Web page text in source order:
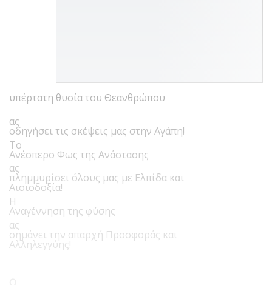
υπέρτατη θυσία του Θεανθρώπου
ας
οδηγήσει τις σκέψεις μας στην Αγάπη!
Το
Ανέσπερο Φως της Ανάστασης
ας
πλημμυρίσει όλους μας με Ελπίδα και
Αισιοδοξία!
Η
Αναγέννηση της φύσης
ας
σημάνει την απαρχή Προσφοράς και
Αλληλεγγύης!